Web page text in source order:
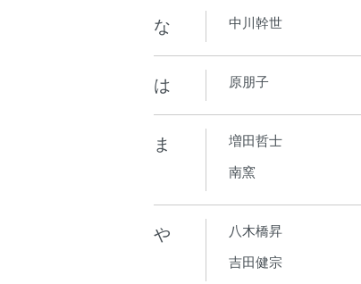
な 中川幹世
は 原朋子
ま 増田哲士
南窯
や 八木橋昇
吉田健宗